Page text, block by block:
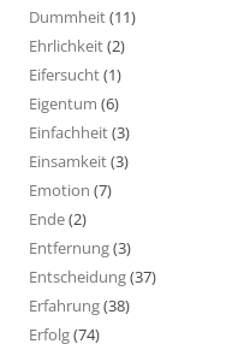
Dummheit(11)
Ehrlichkeit(2)
Eifersucht(1)
Eigentum (6)
Einfachheit(3)
Einsamkeit(3)
Emotion (7)
Ende(2)
Entfernung(3)
Entscheidung(37)
Erfahrung(38)
Erfolg(74)